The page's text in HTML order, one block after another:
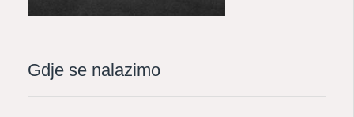
Gdje se nalazimo